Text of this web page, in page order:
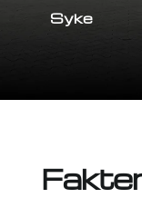
Syke